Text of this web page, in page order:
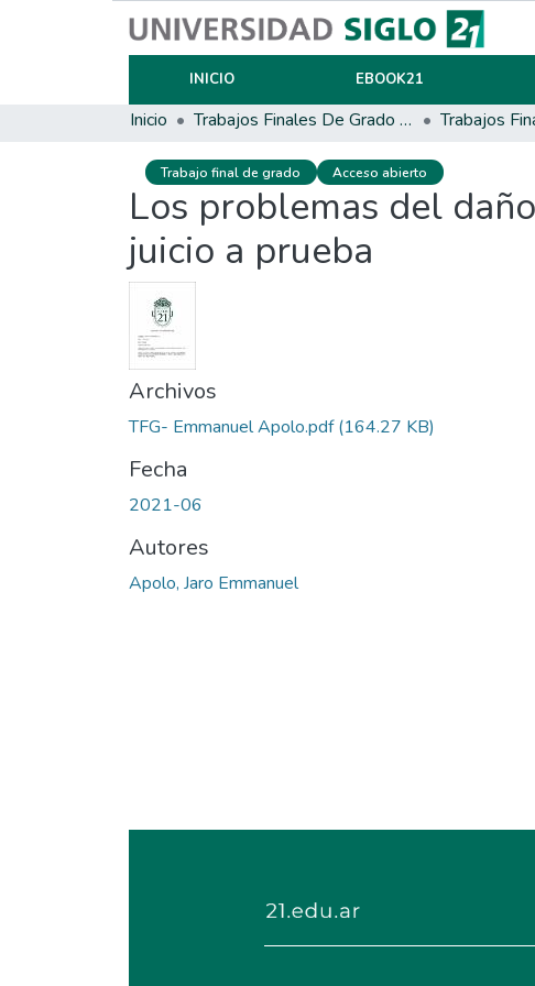
INICIO EBOOK21
Inicio Trabajos Finales De Grado Y Posgrado Trabajos
Trabajo final de grado Acceso abierto
Los problemas del
juicio a prueba
Archivos
TFG- Emmanuel Apolo.pdf(164.27 KB)
Fecha
2021-06
Autores
Apolo, Jaro Emmanuel